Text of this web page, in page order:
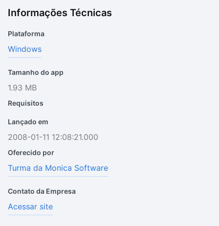
Informações Técnicas
Plataforma
Windows
Tamanho do app
1.93 MB
Requisitos
Lançado em
2008-01-11 12:08:21.000
Oferecido por
Turma da Monica Software
Contato da Empresa
Acessar site